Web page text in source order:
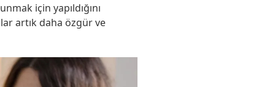
için yapıldığını
artık daha özgür ve